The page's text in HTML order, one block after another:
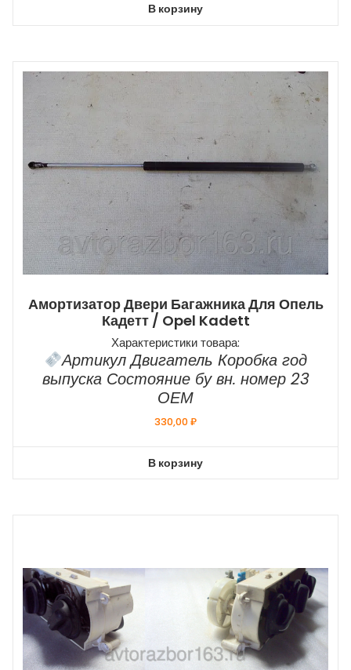
В корзину
Амортизатор Двери Багажника Для Опель
Кадетт / Opel Kadett
Характеристики товара:
Артикул Двигатель Коробка год
выпуска Состояние бу вн. номер 23
ОЕМ
330,00₽
В корзину